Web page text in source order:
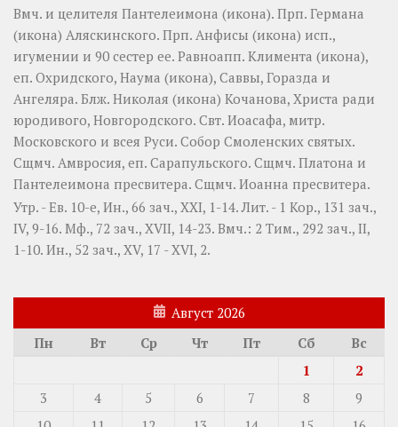
Вмч. и целителя Пантелеимона (икона). Прп. Германа
(икона) Аляскинского. Прп. Анфисы (икона) исп.,
игумении и 90 сестер ее. Равноапп. Климента (икона),
еп. Охридского, Наума (икона), Саввы, Горазда и
Ангеляра. Блж. Николая (икона) Кочанова, Христа ради
юродивого, Новгородского. Свт. Иоасафа, митр.
Московского и всея Руси. Собор Смоленских святых.
Сщмч. Амвросия, еп. Сарапульского. Сщмч. Платона и
Пантелеимона пресвитера. Сщмч. Иоанна пресвитера.
Утр. - Ев. 10-е, Ин., 66 зач., XXI, 1-14.Лит. - 1 Кор., 131 зач.,
IV, 9-16. Мф., 72 зач., XVII, 14-23. Вмч.: 2 Тим., 292 зач., II,
1-10. Ин., 52 зач., XV, 17 - XVI, 2.
Август 2026
Пн
Вт Ср Чт Пт Сб
Вс
1
2
3
4 5 6 7 8
9